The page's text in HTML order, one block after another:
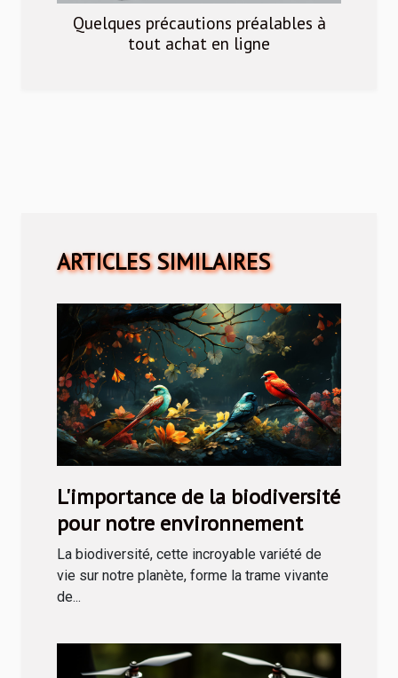
Quelques précautions préalables à
tout achat en ligne
ARTICLES SIMILAIRES
L'importance de la biodiversité
pour notre environnement
La biodiversité, cette incroyable variété de
vie sur notre planète, forme la trame vivante
de...